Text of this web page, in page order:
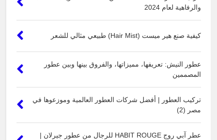
والرفاهية لعام 2024
كيفية صنع هير ميست (Hair Mist) طبيعي مثالي للشعر
عطور النيش: تعريفها، مميزاتها، والفروق بينها وبين عطور
المصممين
تركيب العطور | أفضل شركات العطور العالمية وموزعوها في
مصر (2)
عطر آبي روج HABIT ROUGE للرجال من عطور جيرلان |